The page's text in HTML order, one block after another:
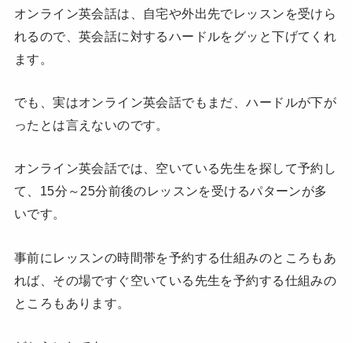
オンライン英会話は、自宅や外出先でレッスンを受けら
れるので、英会話に対するハードルをグッと下げてくれ
ます。
でも、実はオンライン英会話でもまだ、ハードルが下が
ったとは言えないのです。
オンライン英会話では、空いている先生を探して予約し
て、15分～25分前後のレッスンを受けるパターンが多
いです。
事前にレッスンの時間帯を予約する仕組みのところもあ
れば、その場ですぐ空いている先生を予約する仕組みの
ところもあります。